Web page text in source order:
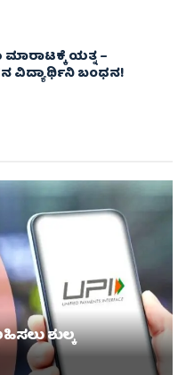
ಯತ್ನ –
ವಿದ್ಯಾರ್ಥಿನಿ ಬಂಧನ!
ಶುಲ್ಕ